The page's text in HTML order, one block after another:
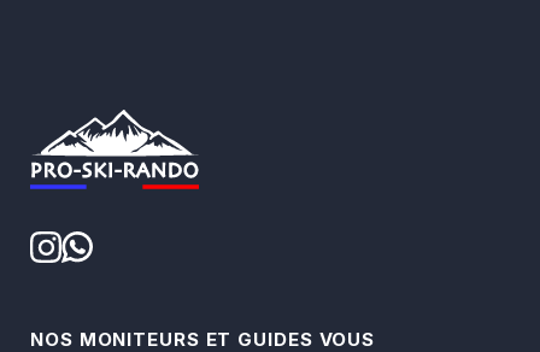
NOS MONITEURS ET GUIDES VOUS